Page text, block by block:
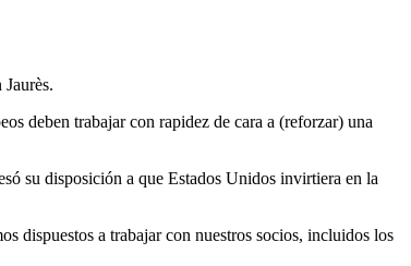
deben trabajar con rapidez de cara a (reforzar) una
su disposición a que Estados Unidos invirtiera en la
dispuestos a trabajar con nuestros socios, incluidos los